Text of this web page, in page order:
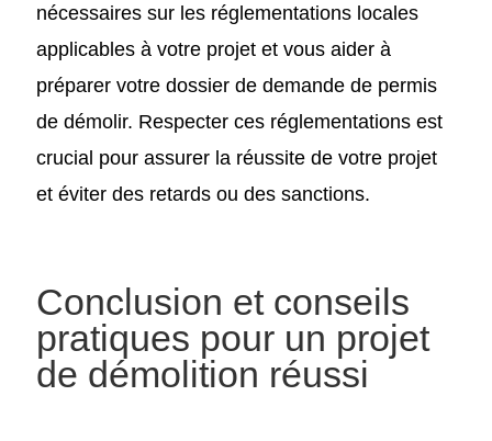
nécessaires sur les réglementations locales
applicables à votre projet et vous aider à
préparer votre dossier de demande de permis
de démolir. Respecter ces réglementations est
crucial pour assurer la réussite de votre projet
et éviter des retards ou des sanctions.
Conclusion et conseils
pratiques pour un projet
de démolition réussi